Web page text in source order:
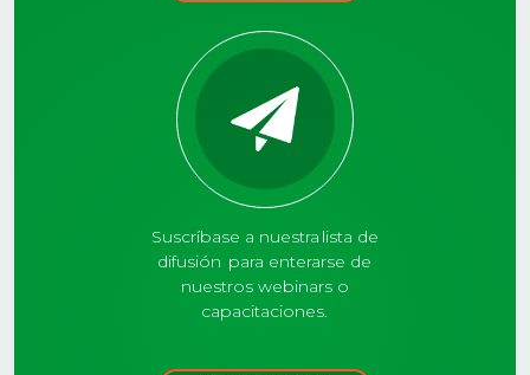
Suscríbase a nuestra lista de
difusión para enterarse de
nuestros webinars o
capacitaciones.